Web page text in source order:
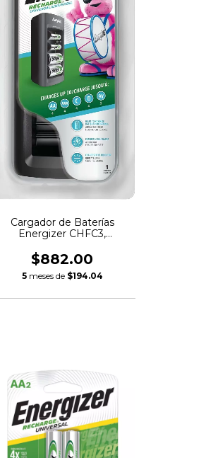
Cargador de Baterías
Energizer CHFC3,
Color Negro
$882.00
5 meses de $194.04